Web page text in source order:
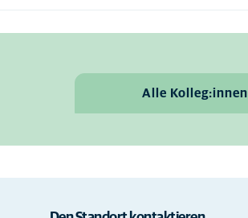
Alle Kolleg:innen